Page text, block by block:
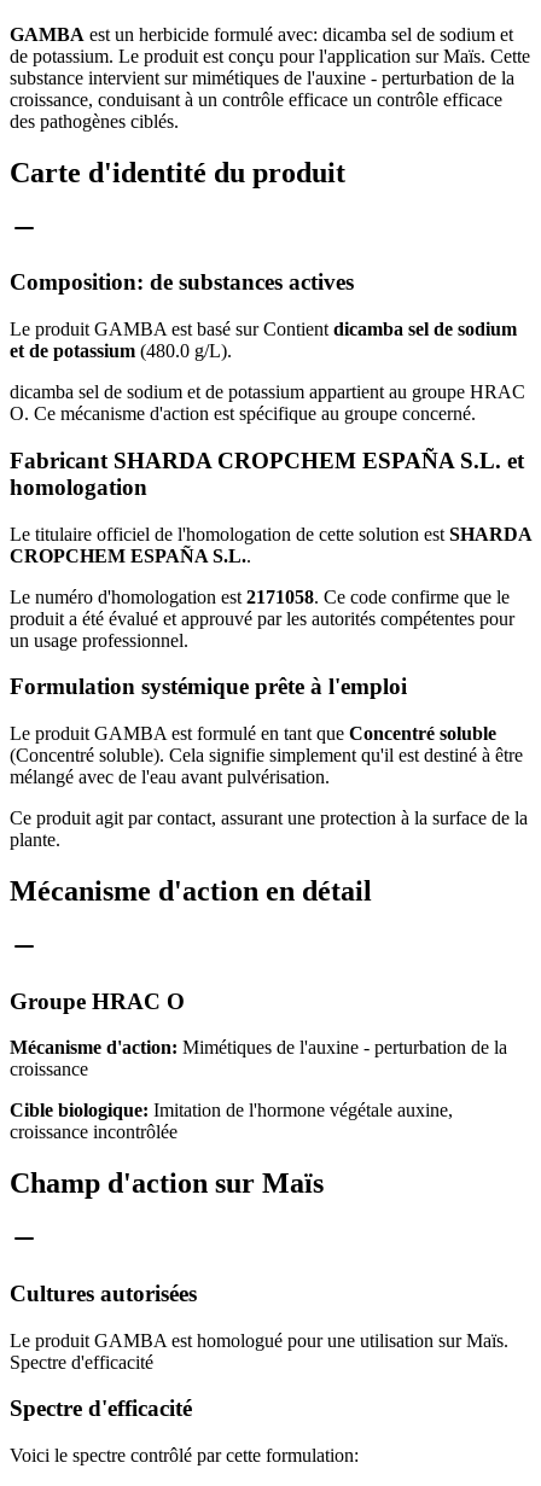
GAMBA est un herbicide formulé avec: dicamba sel de sodium et
de potassium. Le produit est conçu pour l'application sur Maïs. Cette
substance intervient sur mimétiques de l'auxine - perturbation de la
croissance, conduisant à un contrôle efficace un contrôle efficace
des pathogènes ciblés.
Carte d'identité du produit
Composition: de substances actives
Le produit GAMBA est basé sur Contient dicamba sel de sodium
et de potassium (480.0 g/L).
dicamba sel de sodium et de potassium appartient au groupe HRAC
O. Ce mécanisme d'action est spécifique au groupe concerné.
Fabricant SHARDA CROPCHEM ESPAÑA S.L. et
homologation
Le titulaire officiel de l'homologation de cette solution est SHARDA
CROPCHEM ESPAÑA S.L..
Le numéro d'homologation est 2171058. Ce code confirme que le
produit a été évalué et approuvé par les autorités compétentes pour
un usage professionnel.
Formulation systémique prête à l'emploi
Le produit GAMBA est formulé en tant que Concentré soluble
(Concentré soluble). Cela signifie simplement qu'il est destiné à être
mélangé avec de l'eau avant pulvérisation.
Ce produit agit par contact, assurant une protection à la surface de la
plante.
Mécanisme d'action en détail
Groupe HRAC O
Mécanisme d'action: Mimétiques de l'auxine - perturbation de la
croissance
Cible biologique: Imitation de l'hormone végétale auxine,
croissance incontrôlée
Champ d'action sur Maïs
Cultures autorisées
Le produit GAMBA est homologué pour une utilisation sur Maïs.
Spectre d'efficacité
Spectre d'efficacité
Voici le spectre contrôlé par cette formulation: